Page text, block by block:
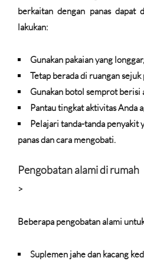
berkaitan dengan panas dapat
lakukan:
Gunakan pakaian yang
Tetap berada di ruangan
Gunakan botol semprot
Pantau tingkat aktivitas Anda
Pelajari tanda-tanda penyakit
panas dan cara mengobati.
Pengobatan alami di rumah
>
Beberapa pengobatan alami
Suplemen jahe dan kacang